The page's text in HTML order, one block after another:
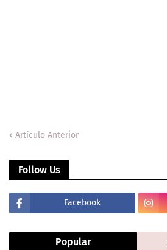
Artículo Anterior
Follow Us
Facebook
Popular